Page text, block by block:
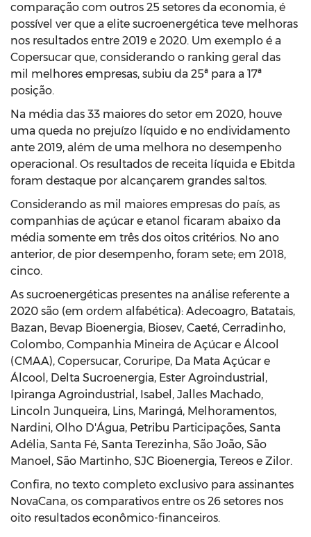
comparação com outros 25 setores da economia, é
possível ver que a elite sucroenergética teve melhoras
nos resultados entre 2019 e 2020. Um exemplo é a
Copersucar que, considerando o ranking geral das
mil melhores empresas, subiu da 25ª para a 17ª
posição.
Na média das 33 maiores do setor em 2020, houve
uma queda no prejuízo líquido e no endividamento
ante 2019, além de uma melhora no desempenho
operacional. Os resultados de receita líquida e Ebitda
foram destaque por alcançarem grandes saltos.
Considerando as mil maiores empresas do país, as
companhias de açúcar e etanol ficaram abaixo da
média somente em três dos oitos critérios. No ano
anterior, de pior desempenho, foram sete; em 2018,
cinco.
As sucroenergéticas presentes na análise referente a
2020 são (em ordem alfabética): Adecoagro, Batatais,
Bazan, Bevap Bioenergia, Biosev, Caeté, Cerradinho,
Colombo, Companhia Mineira de Açúcar e Álcool
(CMAA), Copersucar, Coruripe, Da Mata Açúcar e
Álcool, Delta Sucroenergia, Ester Agroindustrial,
Ipiranga Agroindustrial, Isabel, Jalles Machado,
Lincoln Junqueira, Lins, Maringá, Melhoramentos,
Nardini, Olho D'Água, Petribu Participações, Santa
Adélia, Santa Fé, Santa Terezinha, São João, São
Manoel, São Martinho, SJC Bioenergia, Tereos e Zilor.
Confira, no texto completo exclusivo para assinantes
NovaCana, os comparativos entre os 26 setores nos
oito resultados econômico-financeiros.